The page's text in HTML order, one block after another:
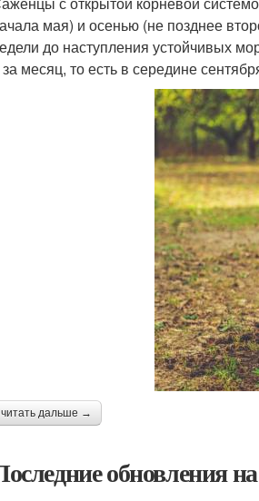
мая) и осенью (не позднее
до наступления устойчивых
месяц, то есть в середине
читать дальше →
обновления